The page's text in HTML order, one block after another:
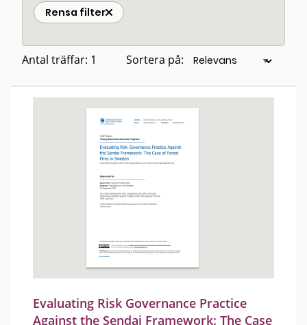
Rensa filter
Antal träffar: 1 Sortera på:
Evaluating Risk Governance Practice
Against the Sendai Framework: The Case